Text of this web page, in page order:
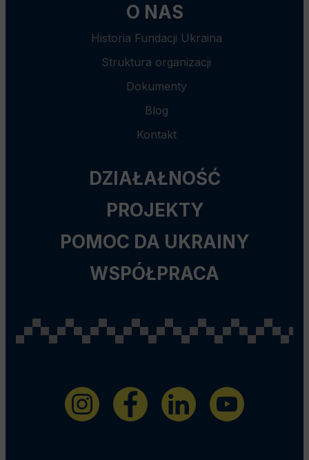
O NAS
Historia Fundacji Ukraina
Struktura organizacji
Dokumenty
Blog
Kontakt
DZIAŁAŁNOŚĆ
PROJEKTY
POMOC DA UKRAINY
WSPÓŁPRACA